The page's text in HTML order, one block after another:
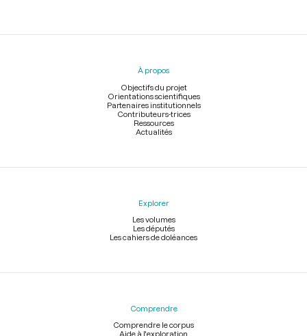
Menu
À propos
Objectifs du projet
Orientations scientifiques
Partenaires institutionnels
Contributeurs-trices
Ressources
Actualités
Explorer
Les volumes
Les députés
Les cahiers de doléances
Comprendre
Comprendre le corpus
Aide à l'exploration